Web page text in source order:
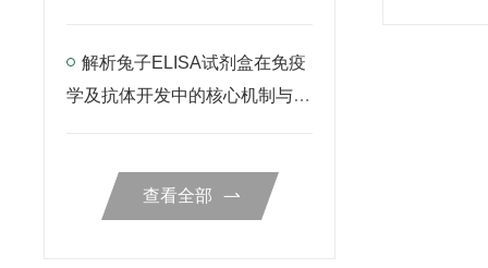
解析兔子ELISA试剂盒在免疫
学及抗体开发中的核心机制与检
查看全部